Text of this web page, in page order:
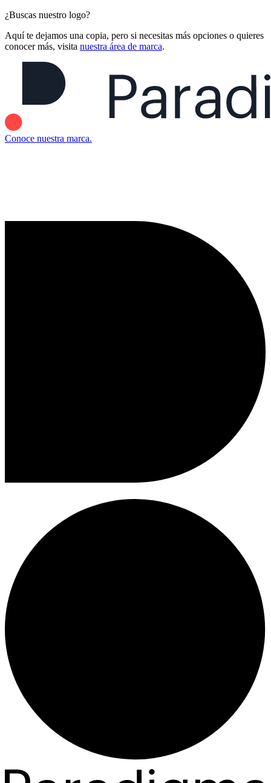
¿Buscas nuestro logo?
Aquí te dejamos una copia, pero si necesitas más opciones o quieres
conocer más, visita nuestra área de marca.
Conoce nuestra marca.